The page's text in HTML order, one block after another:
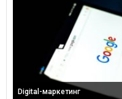
Digital-маркетинг